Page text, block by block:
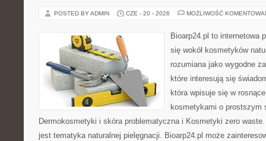
POSTED BY ADMIN CZE - 20 - 2026 MOŻLIWOŚĆ
Bioarp24.pl to internetowa
się wokół kosmetyków
rozumiana jako wygodne
które interesują się
która wpisuje się w
kosmetykami o prostszym
Dermokosmetyki i skóra problematyczna i Kosmetyki zero
jest tematyka naturalnej pielęgnacji. Bioarp24.pl może